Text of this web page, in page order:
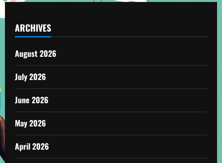
ARCHIVES
August 2026
July 2026
June 2026
May 2026
April 2026